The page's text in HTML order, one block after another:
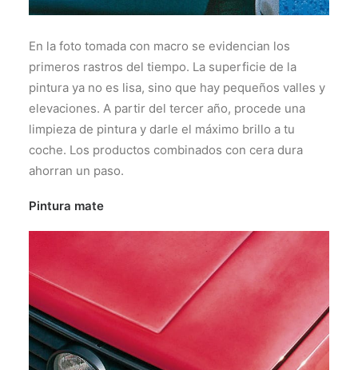
En la foto tomada con macro se evidencian los
primeros rastros del tiempo. La superficie de la
pintura ya no es lisa, sino que hay pequeños valles y
elevaciones. A partir del tercer año, procede una
limpieza de pintura y darle el máximo brillo a tu
coche. Los productos combinados con cera dura
ahorran un paso.
Pintura mate